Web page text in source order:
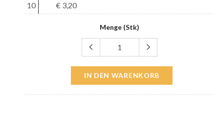
10
€ 3,20
Menge (Stk)
IN DEN WARENKORB